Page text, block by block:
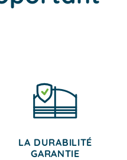
LA DURABILITÉ
GARANTIE